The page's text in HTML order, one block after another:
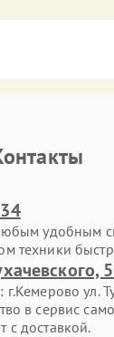
удобным
техники
ул.
в сервис
с доставкой.